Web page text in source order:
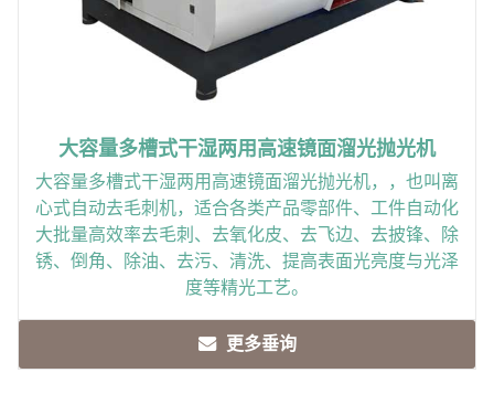
大容量多槽式干湿两用高速镜面溜光抛光机
大容量多槽式干湿两用高速镜面溜光抛光机，，也叫离
心式自动去毛刺机，适合各类产品零部件、工件自动化
大批量高效率去毛刺、去氧化皮、去飞边、去披锋、除
锈、倒角、除油、去污、清洗、提高表面光亮度与光泽
度等精光工艺。
更多垂询